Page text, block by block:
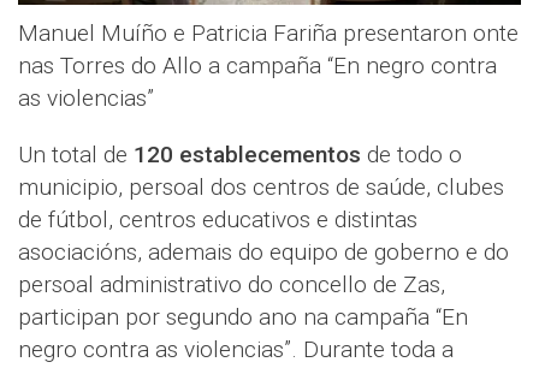
Manuel Muíño e Patricia Fariña presentaron onte
nas Torres do Allo a campaña “En negro contra
as violencias”
Un total de 120 establecementos de todo o
municipio, persoal dos centros de saúde, clubes
de fútbol, centros educativos e distintas
asociacións, ademais do equipo de goberno e do
persoal administrativo do concello de Zas,
participan por segundo ano na campaña “En
negro contra as violencias”. Durante toda a